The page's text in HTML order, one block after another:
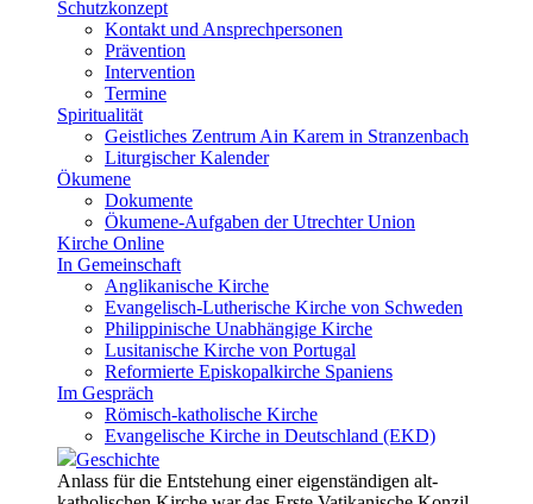
Schutzkonzept
Kontakt und Ansprechpersonen
Prävention
Intervention
Termine
Spiritualität
Geistliches Zentrum Ain Karem in Stranzenbach
Liturgischer Kalender
Ökumene
Dokumente
Ökumene-Aufgaben der Utrechter Union
Kirche Online
In Gemeinschaft
Anglikanische Kirche
Evangelisch-Lutherische Kirche von Schweden
Philippinische Unabhängige Kirche
Lusitanische Kirche von Portugal
Reformierte Episkopalkirche Spaniens
Im Gespräch
Römisch-katholische Kirche
Evangelische Kirche in Deutschland (EKD)
Geschichte
Anlass für die Entstehung einer eigenständigen alt-